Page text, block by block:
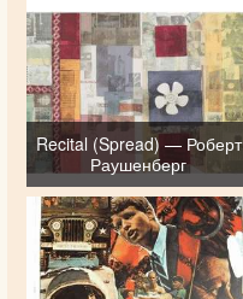
Recital (Spread) — Роберт
Раушенберг